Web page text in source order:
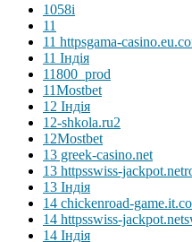
1058i
11
11 httpsgama-
11 Індія
11800_prod
11Mostbet
12 Індія
12-shkola.ru2
12Mostbet
13 greek-casino.net
13 httpsswiss-
13 Індія
14 chickenroad-
14 httpsswiss-
14 Індія